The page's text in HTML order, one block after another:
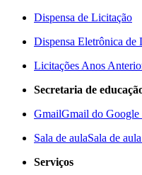
Dispensa de Licitação
Dispensa Eletrônica de
Licitações Anos
Secretaria de
GmailGmail do Google
Sala de aulaSala de
Serviços